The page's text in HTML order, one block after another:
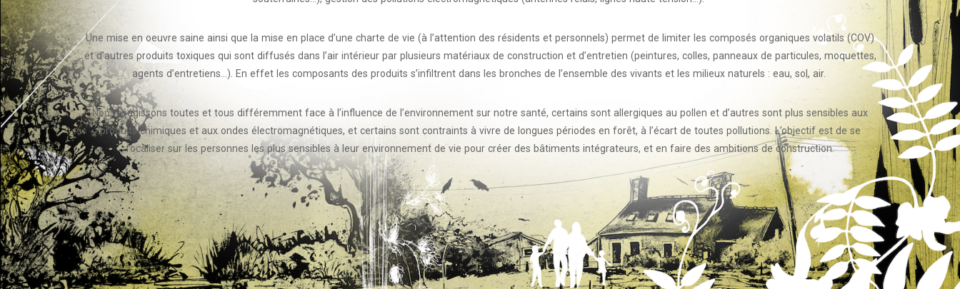
Une mise en oeuvre saine ainsi que la mise en place d’une charte de vie (à l’attention des résidents et personnels) permet de limiter les composés organiques volatils (COV)
et d’autres produits toxiques qui sont diffusés dans l’air intérieur par plusieurs matériaux de construction et d’entretien (peintures, colles, panneaux de particules, moquettes,
agents d’entretiens…). En effet les composants des produits s’infiltrent dans les bronches de l’ensemble des vivants et les milieux naturels : eau, sol, air.
Nous réagissons toutes et tous différemment face à l’influence de l’environnement sur notre santé, certains sont allergiques au pollen et d’autres sont plus sensibles aux
produits chimiques et aux ondes électromagnétiques, et certains sont contraints à vivre de longues périodes en forêt, à l’écart de toutes pollutions. L’objectif est de se
focaliser sur les personnes les plus sensibles à leur environnement de vie pour créer des bâtiments intégrateurs, et en faire des ambitions de construction.